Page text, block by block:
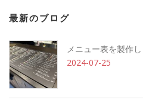
最新のブログ
メニュー表を製作し
2024-07-25